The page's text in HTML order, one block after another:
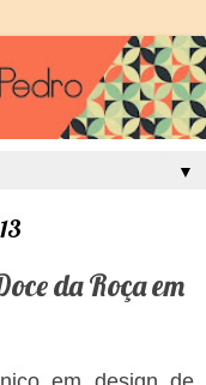
▼
da Roça em